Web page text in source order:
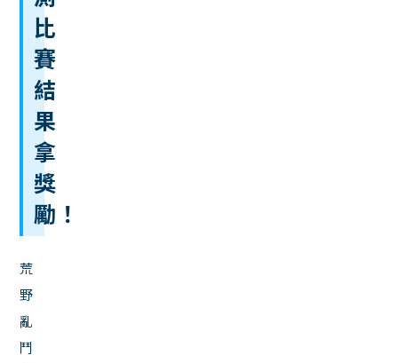
比
賽
結
果
拿
獎
勵！
荒
野
亂
鬥